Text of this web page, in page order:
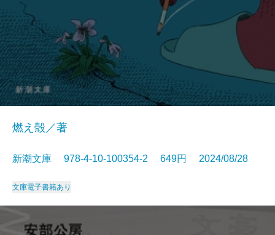
燃え殻／著
新潮文庫 978-4-10-100354-2 649円 2024/08/28
文庫電子書籍あり